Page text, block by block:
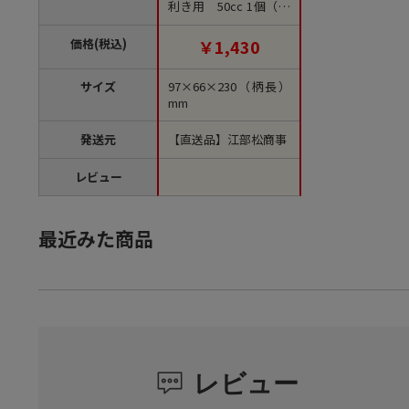
価格(税込)
サイズ
発送元
レビュー
利き用 50cc 1個（ご
注文単位1個）【直送
￥1,430
97×66×230（柄長）
mm
【直送品】江部松商事
最近みた商品
レビュー